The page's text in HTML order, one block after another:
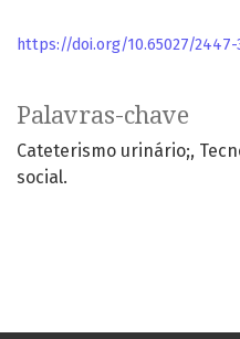
Palavras-chave
Cateterismo urinário;
social.
https://doi.org/10.65027/2447-